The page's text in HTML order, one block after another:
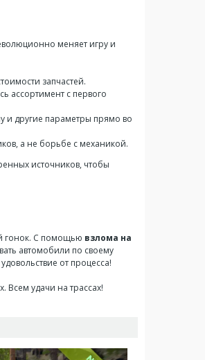
меняет игру и
запчастей.
ассортимент с первого
и другие параметры прямо во
а не борьбе с механикой.
источников, чтобы
гонок. С помощью взлома на
автомобили по своему
от процесса!
Всем удачи на трассах!